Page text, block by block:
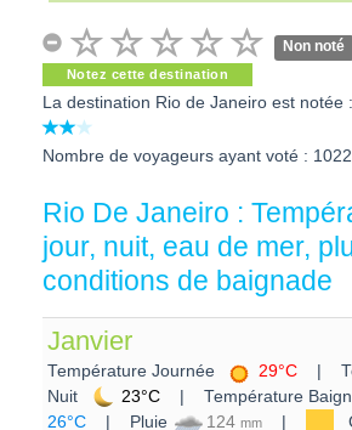
Non noté
Notez cette destination
La destination Rio de Janeiro est notée :
Nombre de voyageurs ayant voté : 1022
Rio De Janeiro :
jour, nuit, eau de mer,
conditions de baignade
Janvier
Température Journée 29°C |
Nuit
23°C | Température
26°C | Pluie 124 mm